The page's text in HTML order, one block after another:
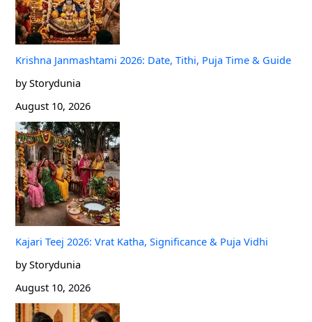
Krishna Janmashtami 2026: Date, Tithi, Puja Time & Guide
by Storydunia
August 10, 2026
Kajari Teej 2026: Vrat Katha, Significance & Puja Vidhi
by Storydunia
August 10, 2026